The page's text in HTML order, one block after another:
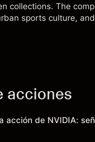
collections. The
sports culture,
acciones
acción de NVIDIA: